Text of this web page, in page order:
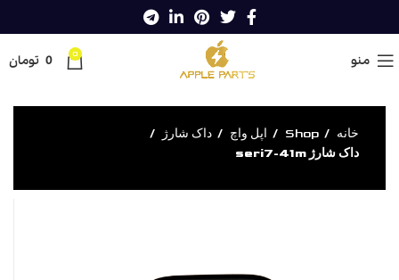
منو 0
0 تومان
خانه Shop اپل واچ
داک شارژ
داک شارژ seri7-41m